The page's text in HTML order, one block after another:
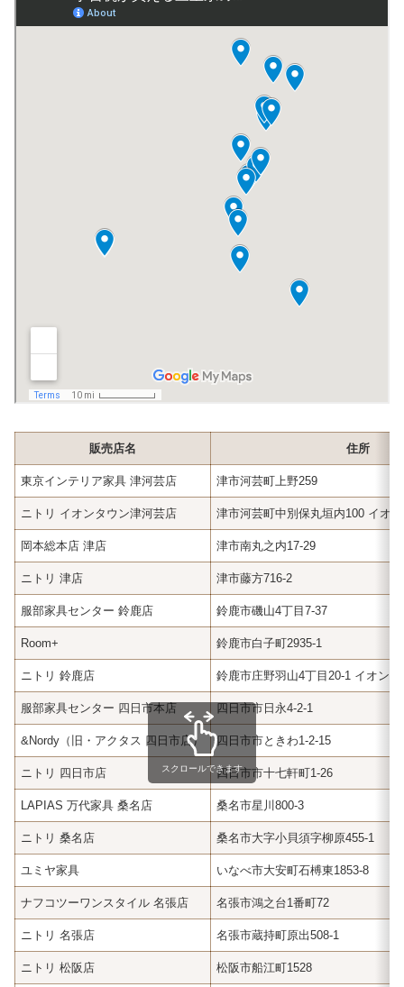
販売店名 住所
東京インテリア家具 津河芸店 津市河芸町上野259
ニトリ イオンタウン津河芸店 津市河芸町中別保丸垣内100 イオ
岡本総本店 津店 津市南丸之内17-29
ニトリ 津店 津市藤方716-2
服部家具センター 鈴鹿店 鈴鹿市磯山4丁目7-37
Room+ 鈴鹿市白子町2935-1
ニトリ 鈴鹿店 鈴鹿市庄野羽山4丁目20-1 イオン
服部家具センター 四日市本店 四日市市日永4-2-1
&Nordy（旧・アクタス 四日市店） 四日市市ときわ1-2-15
ニトリ 四日市店 四日市市十七軒町1-26
LAPIAS 万代家具 桑名店 桑名市星川800-3
ニトリ 桑名店 桑名市大字小貝須字柳原455-1
ユミヤ家具 いなべ市大安町石榑東1853-8
ナフコツーワンスタイル 名張店 名張市鴻之台1番町72
ニトリ 名張店 名張市蔵持町原出508-1
ニトリ 松阪店 松阪市船江町1528
スクロールできます